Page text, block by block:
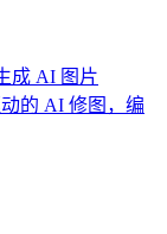
成 AI 图片
动的 AI 修图，编